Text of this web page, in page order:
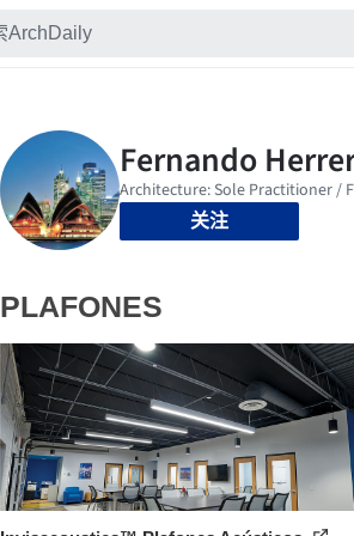
关注
PLAFONES